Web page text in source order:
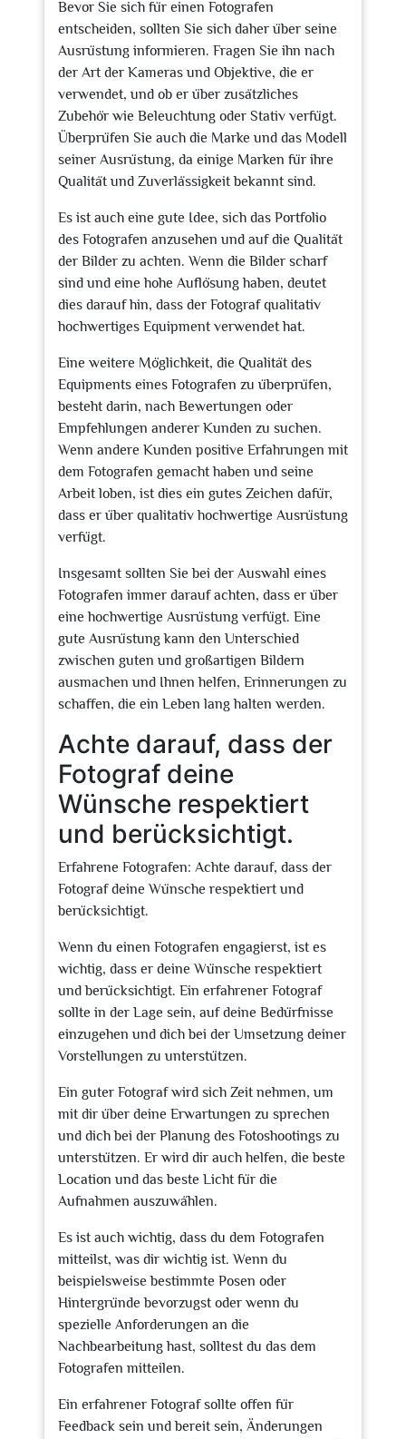
Bevor Sie sich für einen Fotografen
entscheiden, sollten Sie sich daher über seine
Ausrüstung informieren. Fragen Sie ihn nach
der Art der Kameras und Objektive, die er
verwendet, und ob er über zusätzliches
Zubehör wie Beleuchtung oder Stativ verfügt.
Überprüfen Sie auch die Marke und das Modell
seiner Ausrüstung, da einige Marken für ihre
Qualität und Zuverlässigkeit bekannt sind.
Es ist auch eine gute Idee, sich das Portfolio
des Fotografen anzusehen und auf die Qualität
der Bilder zu achten. Wenn die Bilder scharf
sind und eine hohe Auflösung haben, deutet
dies darauf hin, dass der Fotograf qualitativ
hochwertiges Equipment verwendet hat.
Eine weitere Möglichkeit, die Qualität des
Equipments eines Fotografen zu überprüfen,
besteht darin, nach Bewertungen oder
Empfehlungen anderer Kunden zu suchen.
Wenn andere Kunden positive Erfahrungen mit
dem Fotografen gemacht haben und seine
Arbeit loben, ist dies ein gutes Zeichen dafür,
dass er über qualitativ hochwertige Ausrüstung
verfügt.
Insgesamt sollten Sie bei der Auswahl eines
Fotografen immer darauf achten, dass er über
eine hochwertige Ausrüstung verfügt. Eine
gute Ausrüstung kann den Unterschied
zwischen guten und großartigen Bildern
ausmachen und Ihnen helfen, Erinnerungen zu
schaffen, die ein Leben lang halten werden.
Achte darauf, dass der
Fotograf deine
Wünsche respektiert
und berücksichtigt.
Erfahrene Fotografen: Achte darauf, dass der
Fotograf deine Wünsche respektiert und
berücksichtigt.
Wenn du einen Fotografen engagierst, ist es
wichtig, dass er deine Wünsche respektiert
und berücksichtigt. Ein erfahrener Fotograf
sollte in der Lage sein, auf deine Bedürfnisse
einzugehen und dich bei der Umsetzung deiner
Vorstellungen zu unterstützen.
Ein guter Fotograf wird sich Zeit nehmen, um
mit dir über deine Erwartungen zu sprechen
und dich bei der Planung des Fotoshootings zu
unterstützen. Er wird dir auch helfen, die beste
Location und das beste Licht für die
Aufnahmen auszuwählen.
Es ist auch wichtig, dass du dem Fotografen
mitteilst, was dir wichtig ist. Wenn du
beispielsweise bestimmte Posen oder
Hintergründe bevorzugst oder wenn du
spezielle Anforderungen an die
Nachbearbeitung hast, solltest du das dem
Fotografen mitteilen.
Ein erfahrener Fotograf sollte offen für
Feedback sein und bereit sein, Änderungen